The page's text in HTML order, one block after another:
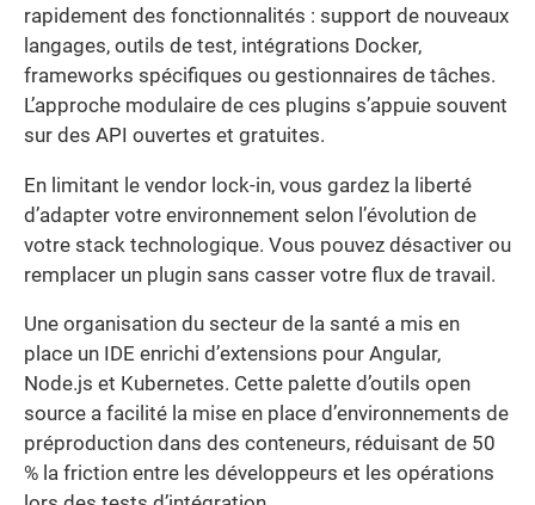
rapidement des fonctionnalités : support de nouveaux
langages, outils de test, intégrations Docker,
frameworks spécifiques ou gestionnaires de tâches.
L’approche modulaire de ces plugins s’appuie souvent
sur des API ouvertes et gratuites.
En limitant le vendor lock-in, vous gardez la liberté
d’adapter votre environnement selon l’évolution de
votre stack technologique. Vous pouvez désactiver ou
remplacer un plugin sans casser votre flux de travail.
Une organisation du secteur de la santé a mis en
place un IDE enrichi d’extensions pour Angular,
Node.js et Kubernetes. Cette palette d’outils open
source a facilité la mise en place d’environnements de
préproduction dans des conteneurs, réduisant de 50
% la friction entre les développeurs et les opérations